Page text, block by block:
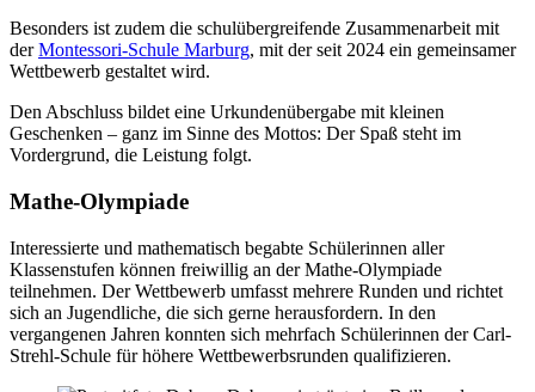
Besonders ist zudem die schulübergreifende Zusammenarbeit mit
derMontessori-Schule Marburg, mit der seit 2024 ein gemeinsamer
Wettbewerb gestaltet wird.
Den Abschluss bildet eine Urkundenübergabe mit kleinen
Geschenken – ganz im Sinne des Mottos: Der Spaß steht im
Vordergrund, die Leistung folgt.
Mathe-Olympiade
Interessierte und mathematisch begabte Schülerinnen aller
Klassenstufen können freiwillig an der Mathe-Olympiade
teilnehmen. Der Wettbewerb umfasst mehrere Runden und richtet
sich an Jugendliche, die sich gerne herausfordern. In den
vergangenen Jahren konnten sich mehrfach Schülerinnen der Carl-
Strehl-Schule für höhere Wettbewerbsrunden qualifizieren.